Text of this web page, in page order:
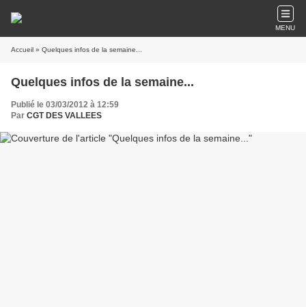
MENU
Accueil » Quelques infos de la semaine...
Quelques infos de la semaine...
Publié le 03/03/2012 à 12:59
Par CGT DES VALLEES